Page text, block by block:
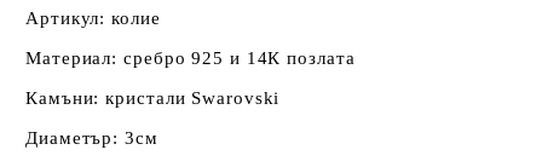
Артикул: колие
Материал: сребро 925 и 14К позлата
Камъни: кристали Swarovski
Диаметър: 3см